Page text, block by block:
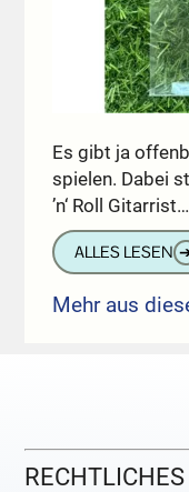
Es gibt ja
spielen. Dabei
’n‘ Roll Gitarrist…
ALLES LESEN
Mehr aus
RECHTLICHES